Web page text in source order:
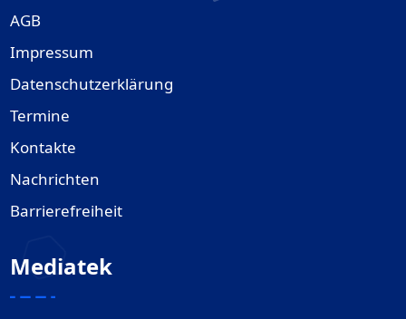
AGB
Impressum
Datenschutzerklärung
Termine
Kontakte
Nachrichten
Barrierefreiheit
Mediatek